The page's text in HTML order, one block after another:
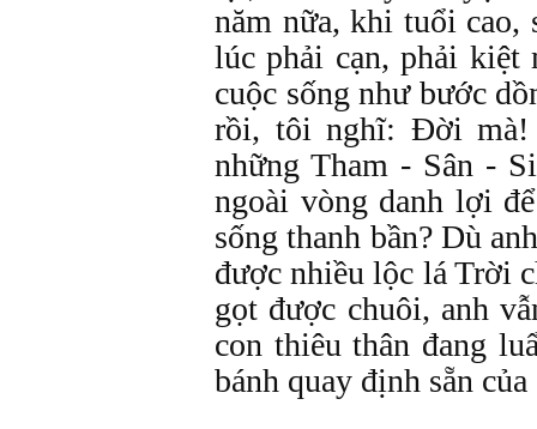
năm nữa, khi tuổi cao,
lúc phải cạn, phải kiệt
cuộc sống như bước
rồi, tôi nghĩ: Đời mà!
những Tham - Sân -
ngoài vòng danh lợi
sống thanh bần? Dù
được nhiều lộc lá Trời
gọt được chuôi, anh
con thiêu thân đang
bánh quay định sẵn của